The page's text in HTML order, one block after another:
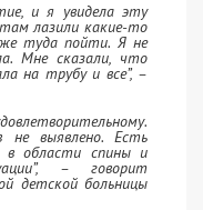
и я увидела эту
лазили какие-то
туда пойти. Я не
Мне сказали, что
на трубу и все”, –
не выявлено. Есть
в области спины и
– говорит
детской больницы